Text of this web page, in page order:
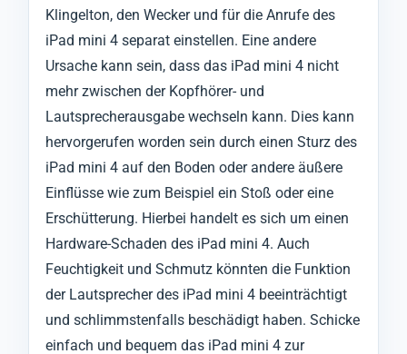
Klingelton, den Wecker und für die Anrufe des
iPad mini 4 separat einstellen. Eine andere
Ursache kann sein, dass das iPad mini 4 nicht
mehr zwischen der Kopfhörer- und
Lautsprecherausgabe wechseln kann. Dies kann
hervorgerufen worden sein durch einen Sturz des
iPad mini 4 auf den Boden oder andere äußere
Einflüsse wie zum Beispiel ein Stoß oder eine
Erschütterung. Hierbei handelt es sich um einen
Hardware-Schaden des iPad mini 4. Auch
Feuchtigkeit und Schmutz könnten die Funktion
der Lautsprecher des iPad mini 4 beeinträchtigt
und schlimmstenfalls beschädigt haben. Schicke
einfach und bequem das iPad mini 4 zur